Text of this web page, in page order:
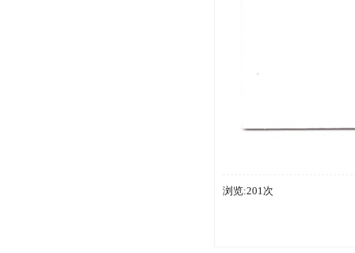
浏览:201次